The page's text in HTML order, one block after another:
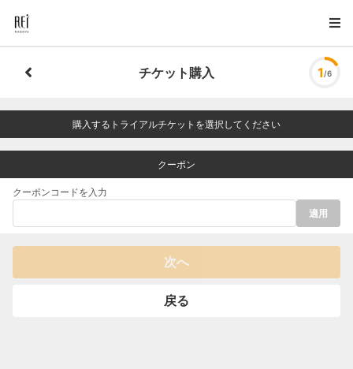
チケット購入 1 /6
購入するトライアルチケットを選択してください
クーポン
クーポンコードを入力
適用
次へ
戻る